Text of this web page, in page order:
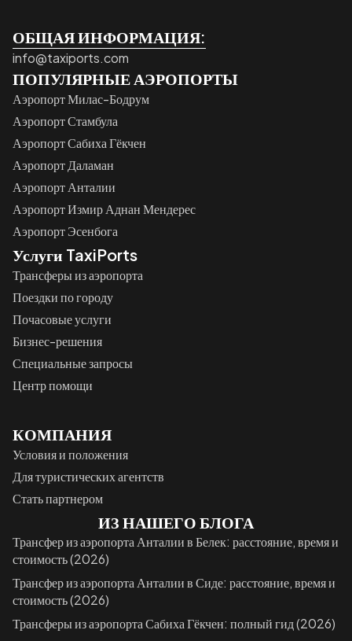
ОБЩАЯ ИНФОРМАЦИЯ:
info@taxiports.com
ПОПУЛЯРНЫЕ АЭРОПОРТЫ
Аэропорт Милас-Бодрум
Аэропорт Стамбула
Аэропорт Сабиха Гёкчен
Аэропорт Даламан
Аэропорт Анталии
Аэропорт Измир Аднан Мендерес
Аэропорт Эсенбога
Услуги TaxiPorts
Трансферы из аэропорта
Поездки по городу
Почасовые услуги
Бизнес-решения
Специальные запросы
Центр помощи
КОМПАНИЯ
Условия и положения
Для туристических агентств
Стать партнером
ИЗ НАШЕГО БЛОГА
Трансфер из аэропорта Анталии в Белек: расстояние, время и
стоимость (2026)
Трансфер из аэропорта Анталии в Сиде: расстояние, время и
стоимость (2026)
Трансферы из аэропорта Сабиха Гёкчен: полный гид (2026)